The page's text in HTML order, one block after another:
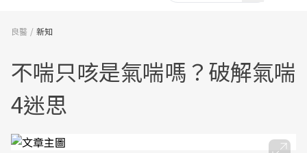
良醫 新知
不喘只咳是氣喘嗎？破解氣喘
4迷思